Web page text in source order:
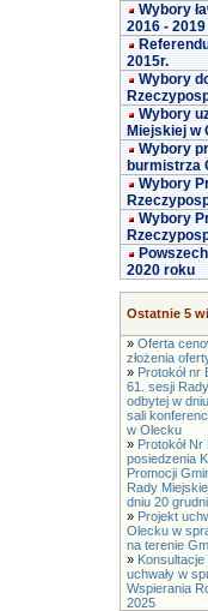
Wybory
2016 - 2019
2015r.
Wybory
Wybory
Miejskiej w
Wybory
burmistrza
Wybory
Wybory
2020 roku
Ostatnie 5
» Oferta
złożenia
» Protokół nr
61. sesji
odbytej w
sali
w Olecku
» Protokół
posiedzenia
Promocji
Rady
dniu 20
» Projekt
Olecku w
na terenie
» Konsultacje
uchwały w
Wspierania
2025